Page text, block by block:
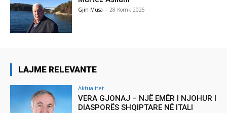
Gjin Musa - 28 Korrik 2025
LAJME RELEVANTE
Aktualitet
VERA GJONAJ – NJË EMËR I NJOHUR I
DIASPORËS SHQIPTARE NË ITALI